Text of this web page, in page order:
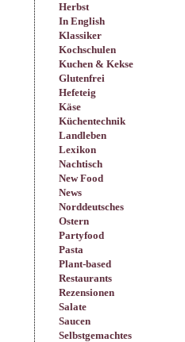
Herbst
In English
Klassiker
Kochschulen
Kuchen & Kekse
Glutenfrei
Hefeteig
Käse
Küchentechnik
Landleben
Lexikon
Nachtisch
New Food
News
Norddeutsches
Ostern
Partyfood
Pasta
Plant-based
Restaurants
Rezensionen
Salate
Saucen
Selbstgemachtes